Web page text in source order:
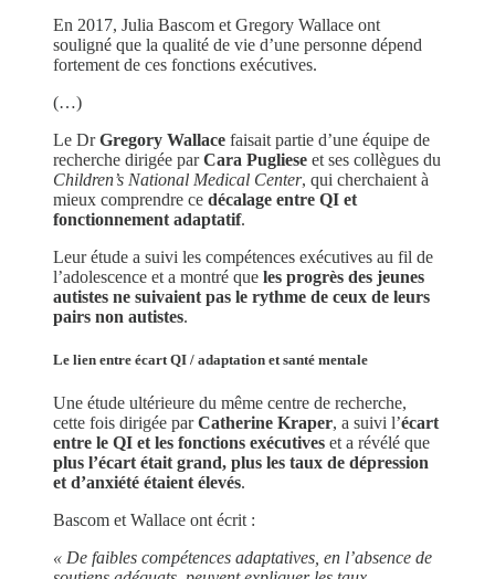
En 2017, Julia Bascom et Gregory Wallace ont
souligné que la qualité de vie d’une personne dépend
fortement de ces fonctions exécutives.
(…)
Le DrGregory Wallace faisait partie d’une équipe de
recherche dirigée parCara Pugliese et ses collègues du
Children’s National Medical Center, qui cherchaient à
mieux comprendre ce décalage entre QI et
fonctionnement adaptatif.
Leur étude a suivi les compétences exécutives au fil de
l’adolescence et a montré que les progrès des jeunes
autistes ne suivaient pas le rythme de ceux de leurs
pairs non autistes.
Le lien entre écart QI / adaptation et santé mentale
Une étude ultérieure du même centre de recherche,
cette fois dirigée parCatherine Kraper, a suivi l’écart
entre le QI et les fonctions exécutives et a révélé que
plus l’écart était grand, plus les taux de dépression
et d’anxiété étaient élevés.
Bascom et Wallace ont écrit :
« De faibles compétences adaptatives, en l’absence de